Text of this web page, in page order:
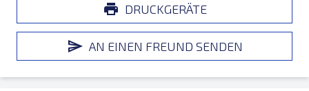
DRUCKGERÄTE
AN EINEN FREUND SENDEN